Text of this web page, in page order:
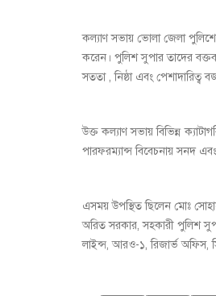
কল্যাণ সভায় ভোলা জেলা
করেন। পুলিশ সুপার তাদের
সততা , নিষ্ঠা এবং
উক্ত কল্যাণ সভায় বিভিন্ন
পারফরম্যান্স বিবেচনায় সনদ
এসময় উপস্থিত ছিলেন মোঃ
অরিত সরকার, সহকারী পুলিশ
লাইন্স, আরও-১, রিজার্ভ অফিস,